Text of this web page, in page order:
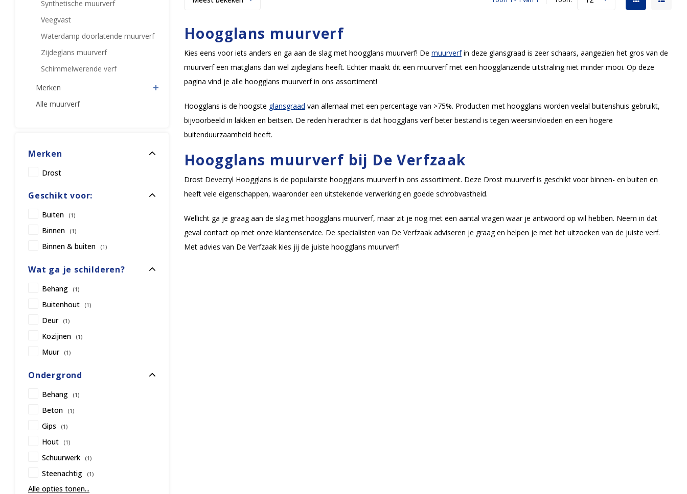
Synthetische muurverf
Veegvast
Waterdamp doorlatende muurverf
Zijdeglans muurverf
Schimmelwerende verf
Merken
Alle muurverf
Merken
Drost
Geschikt voor:
Buiten (1)
Binnen (1)
Binnen & buiten (1)
Wat ga je schilderen?
Behang (1)
Buitenhout (1)
Deur (1)
Kozijnen (1)
Muur (1)
Ondergrond
Behang (1)
Beton (1)
Gips (1)
Hout (1)
Schuurwerk (1)
Steenachtig (1)
Alle opties tonen...
Hoogglans muurverf
Kies eens voor iets anders en ga aan de slag met hoogglans muurverf! De muurverfin deze glansgraad is zeer schaars, aangezien het gros van de
muurverf een matglans dan wel zijdeglans heeft. Echter maakt dit een muurverf met een hoogglanzende uitstraling niet minder mooi. Op deze
pagina vind je alle hoogglans muurverf in ons assortiment!
Hoogglans is de hoogste glansgraad van allemaal met een percentage van >75%. Producten met hoogglans worden veelal buitenshuis gebruikt,
bijvoorbeeld in lakken en beitsen. De reden hierachter is dat hoogglans verf beter bestand is tegen weersinvloeden en een hogere
buitenduurzaamheid heeft.
Hoogglans muurverf bij De Verfzaak
Drost Devecryl Hoogglans is de populairste hoogglans muurverf in ons assortiment. Deze Drost muurverf is geschikt voor binnen- en buiten en
heeft vele eigenschappen, waaronder een uitstekende verwerking en goede schrobvastheid.
Wellicht ga je graag aan de slag met hoogglans muurverf, maar zit je nog met een aantal vragen waar je antwoord op wil hebben. Neem in dat
geval contact op met onze klantenservice. De specialisten van De Verfzaak adviseren je graag en helpen je met het uitzoeken van de juiste verf.
Met advies van De Verfzaak kies jij de juiste hoogglans muurverf!